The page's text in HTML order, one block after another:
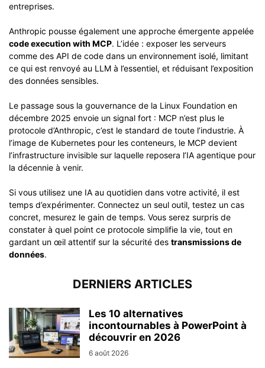
entreprises.
Anthropic pousse également une approche émergente appelée
code execution with MCP. L’idée : exposer les serveurs
comme des API de code dans un environnement isolé, limitant
ce qui est renvoyé au LLM à l’essentiel, et réduisant l’exposition
des données sensibles.
Le passage sous la gouvernance de la Linux Foundation en
décembre 2025 envoie un signal fort : MCP n’est plus le
protocole d’Anthropic, c’est le standard de toute l’industrie. À
l’image de Kubernetes pour les conteneurs, le MCP devient
l’infrastructure invisible sur laquelle reposera l’IA agentique pour
la décennie à venir.
Si vous utilisez une IA au quotidien dans votre activité, il est
temps d’expérimenter. Connectez un seul outil, testez un cas
concret, mesurez le gain de temps. Vous serez surpris de
constater à quel point ce protocole simplifie la vie, tout en
gardant un œil attentif sur la sécurité des transmissions de
données.
DERNIERS ARTICLES
Les 10 alternatives
incontournables à PowerPoint à
découvrir en 2026
6 août 2026